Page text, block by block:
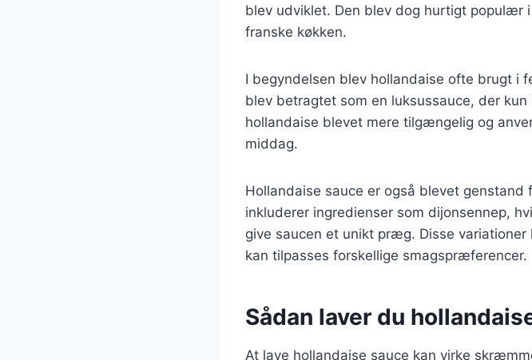
blev udviklet. Den blev dog hurtigt populær
franske køkken.
I begyndelsen blev hollandaise ofte brugt i
blev betragtet som en luksussauce, der
hollandaise blevet mere tilgængelig og
middag.
Hollandaise sauce er også blevet
inkluderer ingredienser som dijonsennep,
give saucen et unikt præg. Disse
kan tilpasses forskellige smagspræferencer.
Sådan laver du
At lave hollandaise sauce kan virke